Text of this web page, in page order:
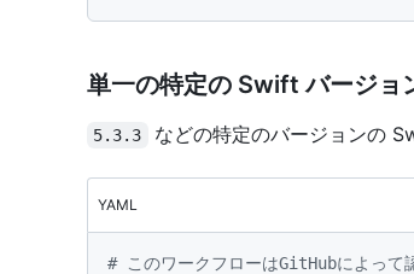
単一の特定の Swift バージョ
5.3.3 などの特定のバージョンの
YAML
# このワークフローはGitHubによって